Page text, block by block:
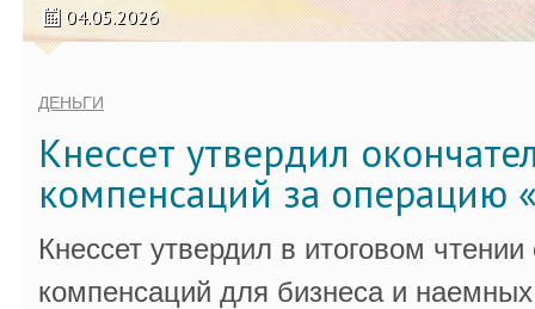
04.05.2026
ДЕНЬГИ
Кнессет утвердил
компенсаций за операцию
Кнессет утвердил в итоговом
компенсаций для бизнеса и